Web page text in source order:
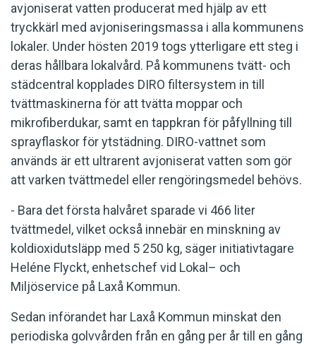
avjoniserat vatten producerat med hjälp av ett
tryckkärl med avjoniseringsmassa i alla kommunens
lokaler. Under hösten 2019 togs ytterligare ett steg i
deras hållbara lokalvård. På kommunens tvätt- och
städcentral kopplades DIRO filtersystem in till
tvättmaskinerna för att tvätta moppar och
mikrofiberdukar, samt en tappkran för påfyllning till
sprayflaskor för ytstädning. DIRO-vattnet som
används är ett ultrarent avjoniserat vatten som gör
att varken tvättmedel eller rengöringsmedel behövs.
- Bara det första halvåret sparade vi 466 liter
tvättmedel, vilket också innebär en minskning av
koldioxidutsläpp med 5 250 kg, säger initiativtagare
Heléne Flyckt, enhetschef vid Lokal– och
Miljöservice på Laxå Kommun.
Sedan införandet har Laxå Kommun minskat den
periodiska golvvården från en gång per år till en gång